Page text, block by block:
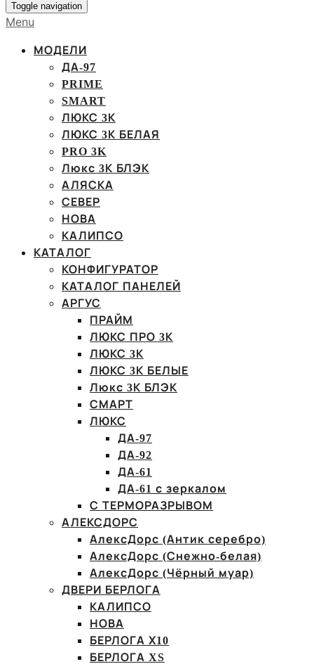
Toggle navigation
Menu
МОДЕЛИ
ДА-97
PRIME
SMART
ЛЮКС 3К
ЛЮКС 3К БЕЛАЯ
PRO 3K
Люкс 3К БЛЭК
АЛЯСКА
СЕВЕР
НОВА
КАЛИПСО
КАТАЛОГ
КОНФИГУРАТОР
КАТАЛОГ ПАНЕЛЕЙ
АРГУС
ПРАЙМ
ЛЮКС ПРО 3К
ЛЮКС 3К
ЛЮКС 3К БЕЛЫЕ
Люкс 3К БЛЭК
СМАРТ
ЛЮКС
ДА-97
ДА-92
ДА-61
ДА-61 с зеркалом
С ТЕРМОРАЗРЫВОМ
АЛЕКСДОРС
АлексДорс (Антик серебро)
АлексДорс (Снежно-белая)
АлексДорс (Чёрный муар)
ДВЕРИ БЕРЛОГА
КАЛИПСО
НОВА
БЕРЛОГА Х10
БЕРЛОГА XS